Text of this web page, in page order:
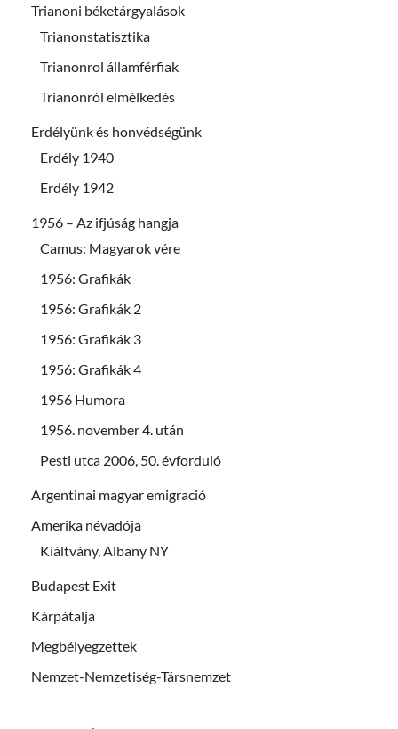
Trianoni béketárgyalások
Trianonstatisztika
Trianonrol államférfiak
Trianonról elmélkedés
Erdélyünk és honvédségünk
Erdély 1940
Erdély 1942
1956 – Az ifjúság hangja
Camus: Magyarok vére
1956: Grafikák
1956: Grafikák 2
1956: Grafikák 3
1956: Grafikák 4
1956 Humora
1956. november 4. után
Pesti utca 2006, 50. évforduló
Argentinai magyar emigració
Amerika névadója
Kiáltvány, Albany NY
Budapest Exit
Kárpátalja
Megbélyegzettek
Nemzet-Nemzetiség-Társnemzet